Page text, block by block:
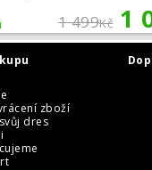
1 499Kč 1
zboží
dres